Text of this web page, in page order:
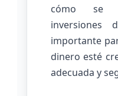
cómo se
inversiones
importante
dinero esté
adecuada y